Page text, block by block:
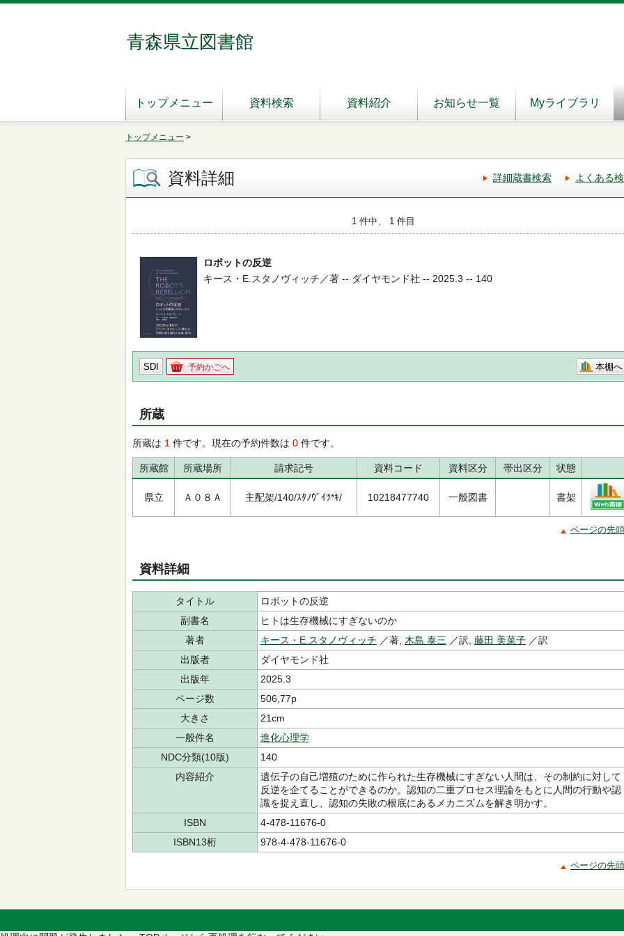
青森県立図書館
トップメニュー 資料検索 資料紹介 お知らせ一覧 Myライブラリ
トップメニュー >
資料詳細 詳細蔵書検索 よくある
1 件中、 1 件目
ロボットの反逆
キース・E.スタノヴィッチ／著 -- ダイヤモンド社 -- 2025.3 -- 140
SDI 予約かごへ 本棚へ
所蔵
所蔵は 1 件です。現在の予約件数は 0 件です。
所蔵館 所蔵場所 請求記号 資料コード 資料区分 帯出区分 状態
県立 Ａ０８Ａ 主配架/140/ｽﾀﾉｳﾞｲﾂ*ｷ/ 10218477740 一般図書 書架
ページの先
資料詳細
タイトル
ロボットの反逆
副書名
ヒトは生存機械にすぎないのか
著者
キース・E.スタノヴィッチ ／著, 木島 泰三 ／訳, 藤田 美菜子 ／訳
出版者
ダイヤモンド社
出版年
2025.3
ページ数
506,77p
大きさ
21cm
一般件名
進化心理学
NDC分類(10版)
140
内容紹介
遺伝子の自己増殖のために作られた生存機械にすぎない人間は、その制約に対して
反逆を企てることができるのか。認知の二重プロセス理論をもとに人間の行動や認
識を捉え直し、認知の失敗の根底にあるメカニズムを解き明かす。
ISBN
4-478-11676-0
ISBN13桁
978-4-478-11676-0
ページの先